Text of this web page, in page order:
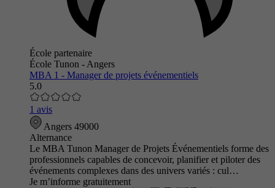
École partenaire
École Tunon - Angers
MBA 1 - Manager de projets événementiels
5.0
1 avis
Angers 49000
Alternance
Le MBA Tunon Manager de Projets Événementiels forme des
professionnels capables de concevoir, planifier et piloter des
événements complexes dans des univers variés : cul…
Je m’informe gratuitement